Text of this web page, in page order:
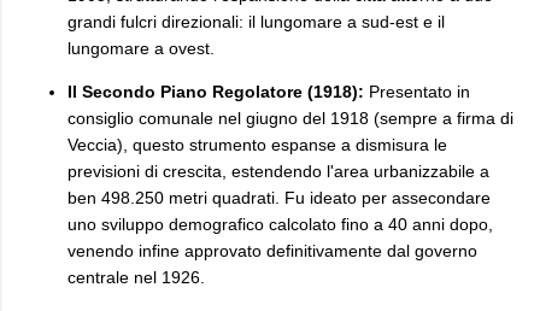
grandi fulcri direzionali: il lungomare a sud-est e il
lungomare a ovest.
Il Secondo Piano Regolatore (1918): Presentato in
consiglio comunale nel giugno del 1918 (sempre a firma di
Veccia), questo strumento espanse a dismisura le
previsioni di crescita, estendendo l'area urbanizzabile a
ben 498.250 metri quadrati. Fu ideato per assecondare
uno sviluppo demografico calcolato fino a 40 anni dopo,
venendo infine approvato definitivamente dal governo
centrale nel 1926.